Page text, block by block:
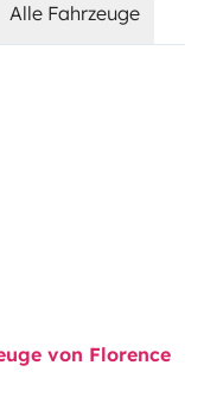
Alle Fahrzeuge
von Florence